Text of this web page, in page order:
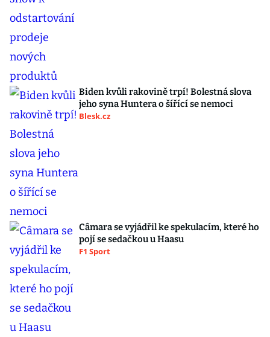
Biden kvůli rakovině trpí! Bolestná slova
jeho syna Huntera o šířící se nemoci
Blesk.cz
Câmara se vyjádřil ke spekulacím, které ho
pojí se sedačkou u Haasu
F1 Sport